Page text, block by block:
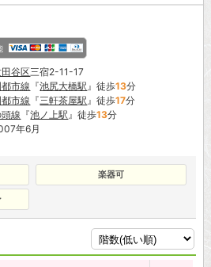
田谷区三宿2-11-17
市線 『池尻大橋駅』徒歩13分
市線 『三軒茶屋駅』徒歩17分
線 『池ノ上駅』徒歩13分
年6月
楽器可